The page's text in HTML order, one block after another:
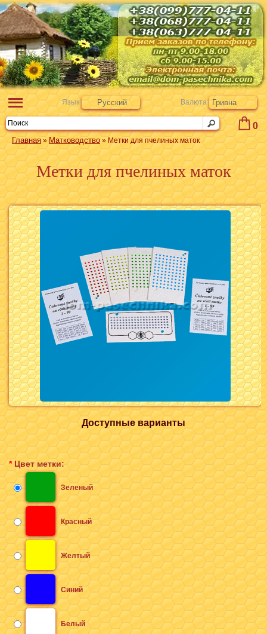
0
Язык Русский Валюта Гривна
Главная» Матководство » Метки для пчелиных маток
Метки для пчелиных маток
Доступные варианты
* Цвет метки:
Зеленый
Красный
Желтый
Синий
Белый